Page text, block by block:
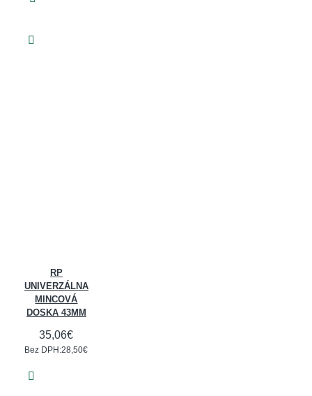
RP
UNIVERZÁLNA
MINCOVÁ
DOSKA 43MM
35,06€
Bez DPH:28,50€